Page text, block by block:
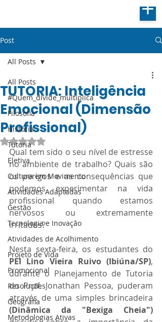
Post
All Posts
#Quem_divide_multiplica
Filosofia
História
Tutoria
Eletiva
Cultura em Movimento
Atividades Adaptadas
Gestão
Tecnologia e Inovação
Atividades de Acolhimento
Projeto de Vida
Promocional
Resoluções
Geografia
Metodologias Ativas
All Posts
TUTORIA: Inteligência
Emocional (Dimensão
Profissional)
Avaliado com NaN de 5 estrelas.
Qual tem sido o seu nível de estresse
no ambiente de trabalho? Quais são
os perigos e as consequências que
podemos experimentar na vida
profissional quando estamos
nervosos ou extremamente
irritados?
PEI Lino Vieira Ruivo (Ibiúna/SP),
durante o Planejamento de Tutoria
do Prof. Jonathan Pessoa, puderam
(Dinâmica da "Bexiga Cheia")